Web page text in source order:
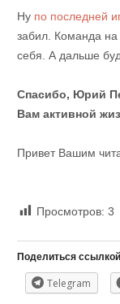
Ну по последней
забил. Команда на
себя. А дальше
Спасибо, Юрий
Вам активной
Привет Вашим
Просмотров: 3
Поделиться
Telegram